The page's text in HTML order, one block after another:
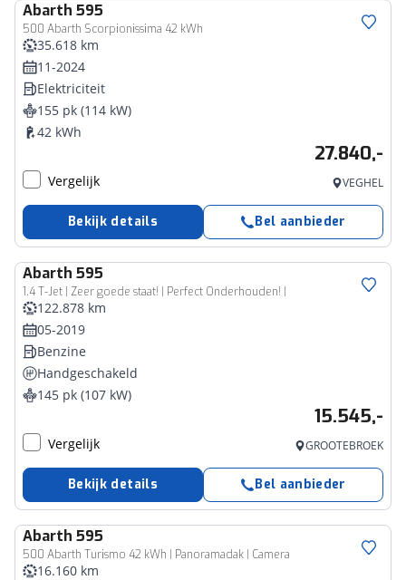
Abarth 595
500 Abarth Scorpionissima 42 kWh
35.618 km
11-2024
Elektriciteit
155 pk (114 kW)
42 kWh
27.840,-
Vergelijk VEGHEL
Bekijk details Bel aanbieder
Abarth 595
1.4 T-Jet | Zeer goede staat! | Perfect Onderhouden! |
122.878 km
05-2019
Benzine
Handgeschakeld
145 pk (107 kW)
15.545,-
Vergelijk GROOTEBROEK
Bekijk details Bel aanbieder
Abarth 595
500 Abarth Turismo 42 kWh | Panoramadak | Camera
16.160 km